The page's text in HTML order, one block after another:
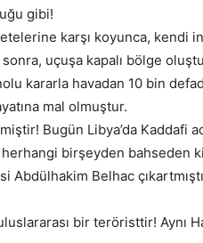
gibi!
karşı koyunca, kendi
uçuşa kapalı bölge
kararla havadan 10 bin
mal olmuştur.
Bugün Libya’da Kaddafi
birşeyden bahseden
Abdülhakim Belhac
bir teröristtir! Aynı